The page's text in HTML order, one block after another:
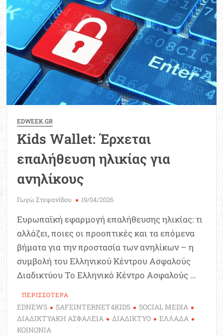
EDWEEK.GR
Kids Wallet: Έρχεται
επαλήθευση ηλικίας για
ανηλίκους
Γωγώ Στεφανίδου 19/04/2026
Ευρωπαϊκή εφαρμογή επαλήθευσης ηλικίας: τι
αλλάζει, ποιες οι προοπτικές και τα επόμενα
βήματα για την προστασία των ανηλίκων – η
συμβολή του Ελληνικού Κέντρου Ασφαλούς
Διαδικτύου Το Ελληνικό Κέντρο Ασφαλούς …
ΠΕΡΙΣΣΟΤΕΡΑ
EDNEWS SAFEINTERNET4KIDS
SOCIAL MEDIA
ΔΙΑΔΙΚΤΥΑΚΗ ΑΣΦΑΛΕΙΑ
ΔΙΑΔΙΚΤΥΟ
ΕΛΛΑΔΑ
ΚΟΙΝΩΝΙΑ